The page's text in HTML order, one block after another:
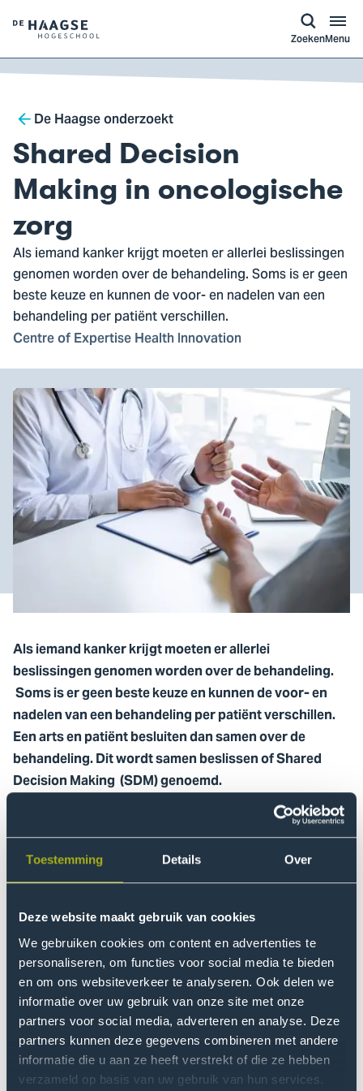
Toestemming Details Over
Deze website maakt gebruik van cookies
We gebruiken cookies om content en advertenties te
personaliseren, om functies voor social media te bieden
en om ons websiteverkeer te analyseren. Ook delen we
informatie over uw gebruik van onze site met onze
partners voor social media, adverteren en analyse. Deze
partners kunnen deze gegevens combineren met andere
informatie die u aan ze heeft verstrekt of die ze hebben
verzameld op basis van uw gebruik van hun services.
Logo
van
De
Hogeschool,
ga
naar
de
homepagina
ZoekenMenu
Breadcrumb
De Haagse onderzoekt
Shared Decision
Making in oncologische
zorg
Als iemand kanker krijgt moeten er allerlei beslissingen
genomen worden over de behandeling. Soms is er geen
beste keuze en kunnen de voor- en nadelen van een
behandeling per patiënt verschillen.
Centre of Expertise Health Innovation
Als iemand kanker krijgt moeten er allerlei
beslissingen genomen worden over de behandeling.
Soms is er geen beste keuze en kunnen de voor- en
nadelen van een behandeling per patiënt verschillen.
Een arts en patiënt besluiten dan samen over de
behandeling. Dit wordt samen beslissen of Shared
Decision Making (SDM) genoemd.
shared decision making
(SDM) modellen ontwikkeld. In de ontwikkeling van die
modellen zijn de visies van etnische
minderheidsgroepen nauwelijks meegenomen.
Indit onderzoekanalyseren we de onderliggende
waarden van de SDM modellen en vergelijken deze met
de waarden van zorgverleners en patiënten en naasten
uit etnische minderheidsgroepen in de oncologische
zorg. Door de waarden te vergelijken wordt inzichtelijk
of en hoe SDM aangepast zou moeten worden in een
interculturele context. Op basis van deze analyse doen
we suggesties om SDM voor deze groep patiënten aan